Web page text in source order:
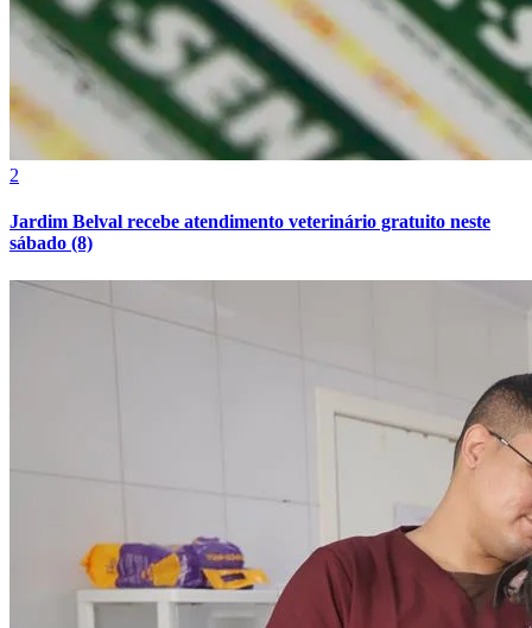
2
Jardim Belval recebe atendimento veterinário gratuito neste
sábado (8)